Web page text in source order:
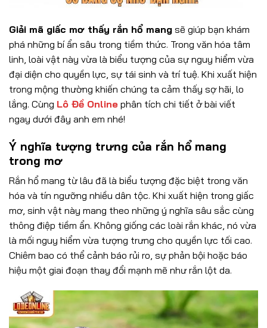
Giải mã giấc mơ thấy rắn hổ mang sẽ giúp bạn khám
phá những bí ẩn sâu trong tiềm thức. Trong văn hóa tâm
linh, loài vật này vừa là biểu tượng của sự nguy hiểm vừa
đại diện cho quyền lực, sự tái sinh và trí tuệ. Khi xuất hiện
trong mộng thường khiến chúng ta cảm thấy sợ hãi, lo
lắng. Cùng Lô Đề Online phân tích chi tiết ở bài viết
ngay dưới đây anh em nhé!
Ý nghĩa tượng trưng của rắn hổ mang
trong mơ
Rắn hổ mang từ lâu đã là biểu tượng đặc biệt trong văn
hóa và tín ngưỡng nhiều dân tộc. Khi xuất hiện trong giấc
mơ, sinh vật này mang theo những ý nghĩa sâu sắc cùng
thông điệp tiềm ẩn. Không giống các loài rắn khác, nó vừa
là mối nguy hiểm vừa tượng trưng cho quyền lực tối cao.
Chiêm bao có thể cảnh báo rủi ro, sự phản bội hoặc báo
hiệu một giai đoạn thay đổi mạnh mẽ như rắn lột da.